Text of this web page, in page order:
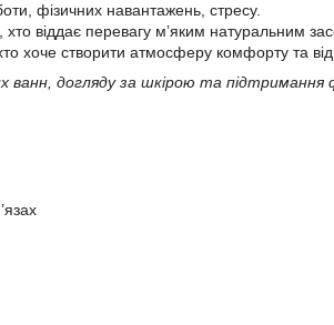
фізичних навантажень, стресу.
хто віддає перевагу м’яким натуральним
хоче створити атмосферу комфорту та
ванн, догляду за шкірою та підтримання